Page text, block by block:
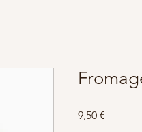
9,50 €